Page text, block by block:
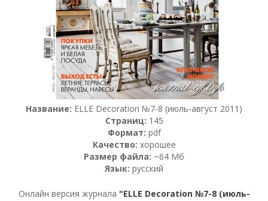
Название: ELLE Decoration №7-8 (июль-август 2011)
Страниц: 145
Формат: pdf
Качество: хорошее
Размер файла: ~64 Мб
Язык: русский
Онлайн версия журнала "ELLE Decoration №7-8 (июль-